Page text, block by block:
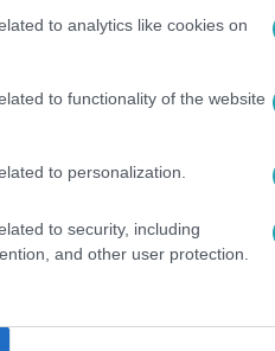
to analytics like cookies on
to functionality of the website
to personalization.
to security, including
and other user protection.
Izrael és
keresztény magyar
nélkül